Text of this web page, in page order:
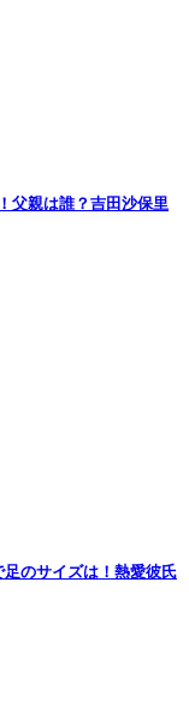
父親は誰？吉田沙保里
のサイズは！熱愛彼氏